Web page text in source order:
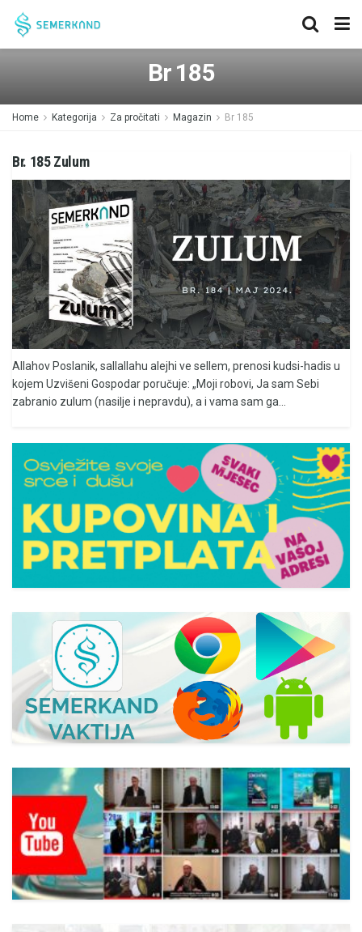
Br 185
Home Kategorija Za pročitati Magazin Br 185
Br. 185 Zulum
Allahov Poslanik, sallallahu alejhi ve sellem, prenosi kudsi-hadis u
kojem Uzvišeni Gospodar poručuje: „Moji robovi, Ja sam Sebi
zabranio zulum (nasilje i nepravdu), a i vama sam ga...